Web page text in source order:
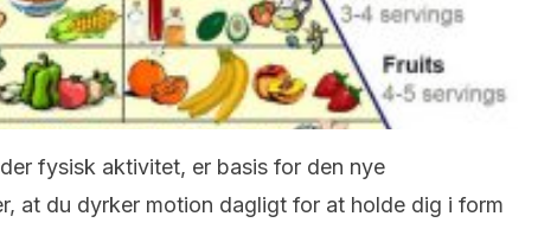
fysisk aktivitet, er basis for den nye
at du dyrker motion dagligt for at holde dig i form